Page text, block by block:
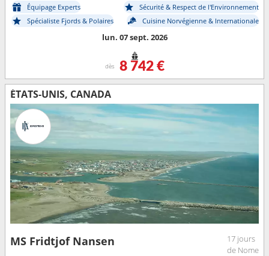
Équipage Experts
Sécurité & Respect de l'Environnement
Spécialiste Fjords & Polaires
Cuisine Norvégienne & Internationale
lun. 07 sept. 2026
dès 8 742 €
ÉTATS-UNIS, CANADA
MS Fridtjof Nansen
17 jours
de Nome